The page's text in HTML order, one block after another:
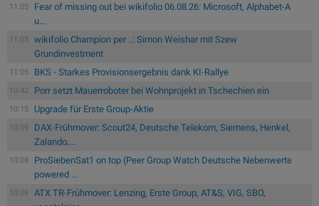
11:05
Fear of missing out bei wikifolio 06.08.26: Microsoft, Alphabet-A
u...
11:05
wikifolio Champion per ..: Simon Weishar mit Szew
Grundinvestment
11:05 BKS - Starkes Provisionsergebnis dank KI-Rallye
10:42 Porr setzt Mauerroboter bei Wohnprojekt in Tschechien ein
10:15 Upgrade für Erste Group-Aktie
10:09
DAX-Frühmover: Scout24, Deutsche Telekom, Siemens, Henkel,
Zalando,...
10:08
ProSiebenSat1 on top (Peer Group Watch Deutsche Nebenwerte
powered ...
10:08
ATX TR-Frühmover: Lenzing, Erste Group, AT&S, VIG, SBO,